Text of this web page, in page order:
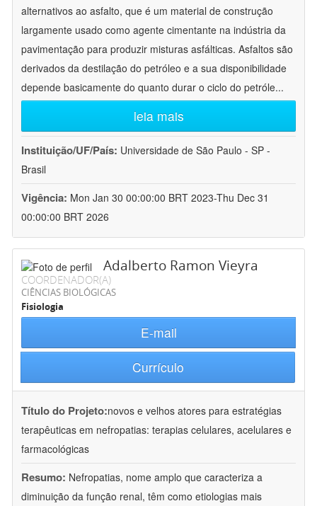
alternativos ao asfalto, que é um material de construção
largamente usado como agente cimentante na indústria da
pavimentação para produzir misturas asfálticas. Asfaltos são
derivados da destilação do petróleo e a sua disponibilidade
depende basicamente do quanto durar o ciclo do petróle...
leia mais
Instituição/UF/País: Universidade de São Paulo - SP -
Brasil
Vigência: Mon Jan 30 00:00:00 BRT 2023-Thu Dec 31
00:00:00 BRT 2026
Adalberto Ramon Vieyra
COORDENADOR(A)
CIÊNCIAS BIOLÓGICAS
Fisiologia
E-mail
Currículo
Título do Projeto:novos e velhos atores para estratégias
terapêuticas em nefropatias: terapias celulares, acelulares e
farmacológicas
Resumo: Nefropatias, nome amplo que caracteriza a
diminuição da função renal, têm como etiologias mais